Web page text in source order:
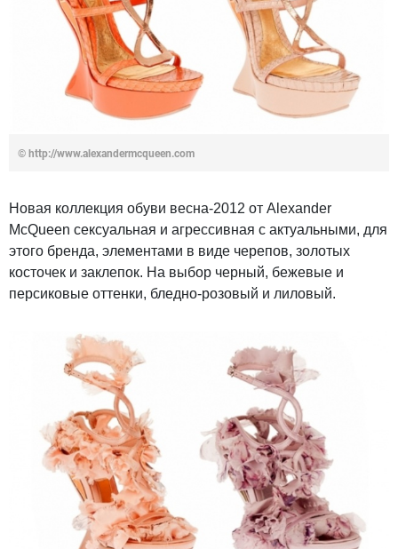
© http://www.alexandermcqueen.com
Новая коллекция обуви весна-2012 от Alexander
McQueen сексуальная и агрессивная с актуальными, для
этого бренда, элементами в виде черепов, золотых
косточек и заклепок. На выбор черный, бежевые и
персиковые оттенки, бледно-розовый и лиловый.